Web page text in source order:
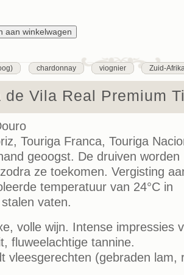
chardonnay viognier Zuid-
de Vila Real Premium
Touriga Franca, Touriga
geoogst. De druiven worden
ze toekomen. Vergisting
temperatuur van 24°C in
vaten.
volle wijn. Intense impressies
fluweelachtige tannine.
vleesgerechten (gebraden lam,